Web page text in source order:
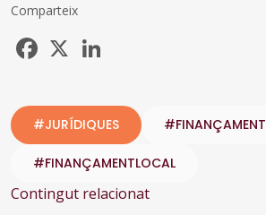
Comparteix
Facebook
#JURÍDIQUES #FINANÇAMENT
#FINANÇAMENTLOCAL
Contingut relacionat